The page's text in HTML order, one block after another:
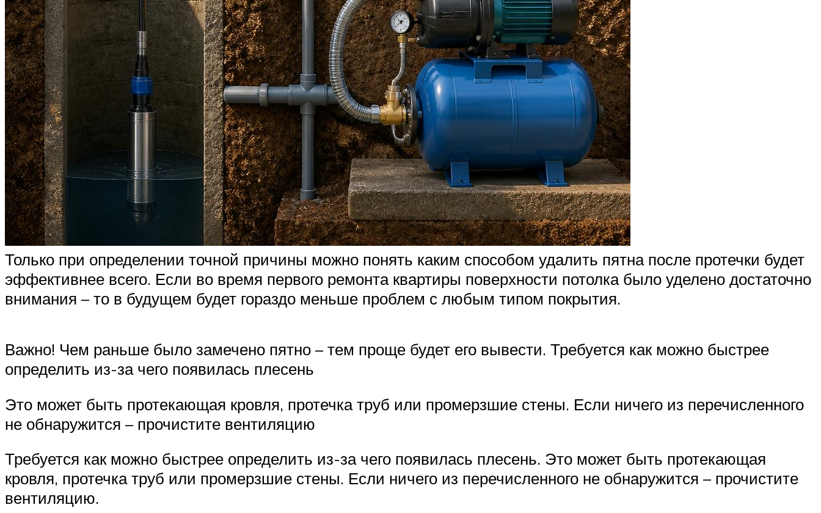
Только при определении точной причины можно понять каким способом удалить пятна после протечки будет
эффективнее всего. Если во время первого ремонта квартиры поверхности потолка было уделено достаточно
внимания – то в будущем будет гораздо меньше проблем с любым типом покрытия.
Важно! Чем раньше было замечено пятно – тем проще будет его вывести. Требуется как можно быстрее
определить из-за чего появилась плесень
Это может быть протекающая кровля, протечка труб или промерзшие стены. Если ничего из перечисленного
не обнаружится – прочистите вентиляцию
Требуется как можно быстрее определить из-за чего появилась плесень. Это может быть протекающая
кровля, протечка труб или промерзшие стены. Если ничего из перечисленного не обнаружится – прочистите
вентиляцию.